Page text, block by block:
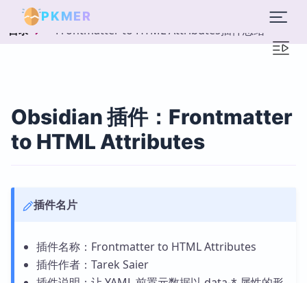
PKMER
目录 Frontmatter to HTML Attributes插件总结
Obsidian 插件：Frontmatter
to HTML Attributes
插件名片
插件名称：Frontmatter to HTML Attributes
插件作者：Tarek Saier